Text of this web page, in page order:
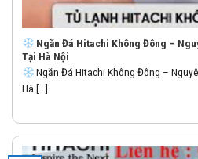
Ngăn Đá Hitachi Không Đông –
Tại Hà Nội
Ngăn Đá Hitachi Không Đông –
Hà [...]